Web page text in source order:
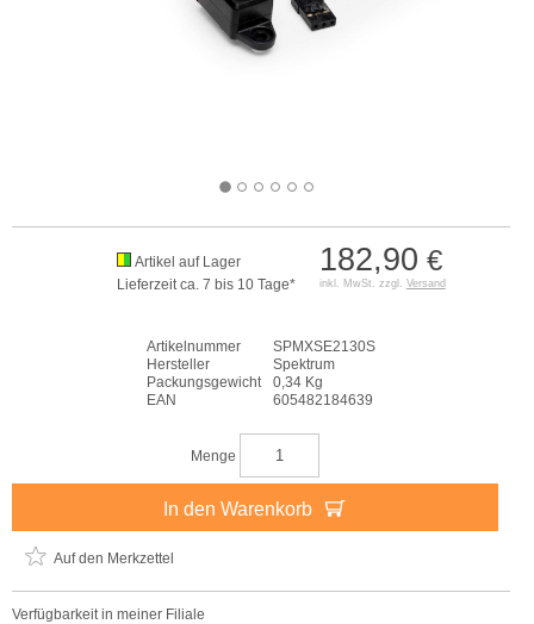
182,90 €
inkl. MwSt. zzgl. Versand
Artikel auf Lager
Lieferzeit ca. 7 bis 10 Tage*
Artikelnummer
SPMXSE2130S
Hersteller
Spektrum
Packungsgewicht
0,34 Kg
EAN
605482184639
Menge
In den Warenkorb
Auf den Merkzettel
Verfügbarkeit in meiner Filiale